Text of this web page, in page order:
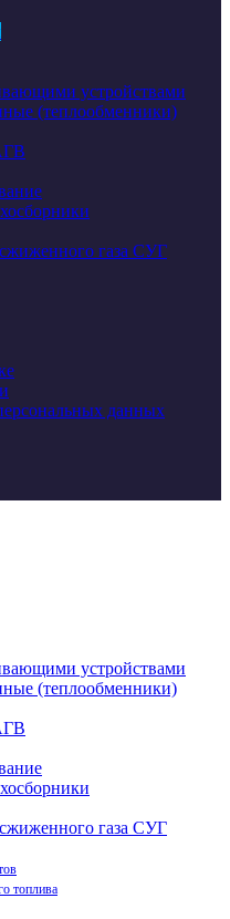
устройствами
(теплообменники)
газа СУГ
данных
устройствами
(теплообменники)
газа СУГ
топлива